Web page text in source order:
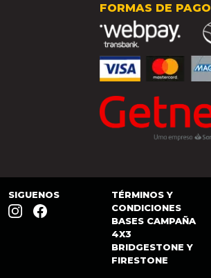
FORMAS DE PAGO
SIGUENOS
TÉRMINOS Y
CONDICIONES
BASES CAMPAÑA
4X3
BRIDGESTONE Y
FIRESTONE